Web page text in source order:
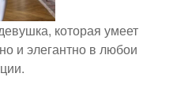
которая умеет
и элегантно в любои